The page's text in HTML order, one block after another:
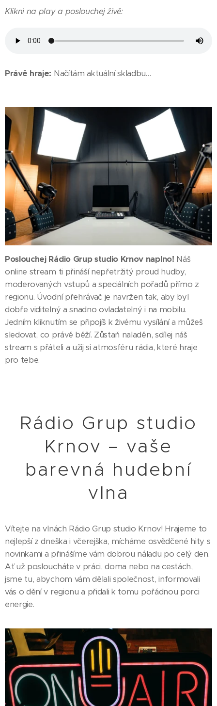
Klikni na play a poslouchej živě:
Právě hraje: Načítám aktuální skladbu…
Poslouchej Rádio Grup studio Krnov naplno! Náš
online stream ti přináší nepřetržitý proud hudby,
moderovaných vstupů a speciálních pořadů přímo z
regionu. Úvodní přehrávač je navržen tak, aby byl
dobře viditelný a snadno ovladatelný i na mobilu.
Jedním kliknutím se připojíš k živému vysílání a můžeš
sledovat, co právě běží. Zůstaň naladěn, sdílej náš
stream s přáteli a užij si atmosféru rádia, které hraje
pro tebe.
Rádio Grup studio
Krnov – vaše
barevná hudební
vlna
Vítejte na vlnách Rádio Grup studio Krnov! Hrajeme to
nejlepší z dneška i včerejška, mícháme osvědčené hity s
novinkami a přinášíme vám dobrou náladu po celý den.
Ať už posloucháte v práci, doma nebo na cestách,
jsme tu, abychom vám dělali společnost, informovali
vás o dění v regionu a přidali k tomu pořádnou porci
energie.